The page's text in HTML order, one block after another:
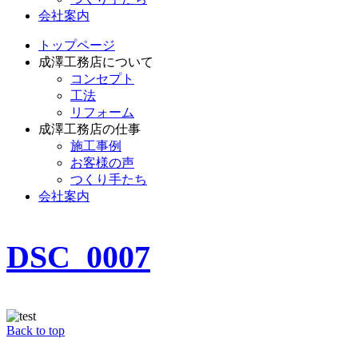
会社案内
トップページ
成澤工務店について
コンセプト
工法
リフォーム
成澤工務店の仕事
施工事例
お客様の声
つくり手たち
会社案内
DSC_0007
Back to top